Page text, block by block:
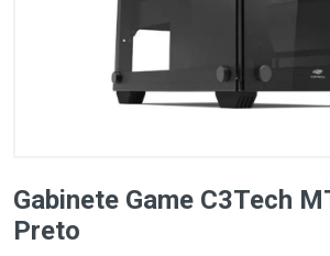
Gabinete Game C3Tech
Preto